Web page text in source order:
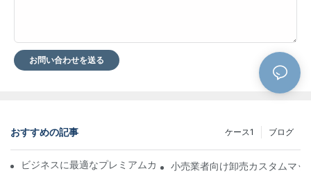
お問い合わせを送る
おすすめの記事 ブログ
ケース1
ビジネスに最適なプレミアムカスタムホテルマットレスメーカー
小売業者向け卸売カスタムマッ